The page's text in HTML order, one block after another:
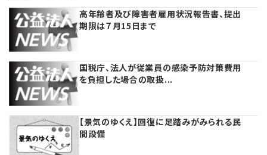
【連載】公益法人運営実務の処方箋
【連載】公益法人会計検定試験一問一答
【連載】公益法人のための「新公益信託」活用戦略
【連載】公益法人制度のリアル
【連載】これからの時代の資産運用
無料記事
高年齢者及び障害者雇用状況報告書、提出
期限は７月15日まで
国税庁、法人が従業員の感染予防対策費用
を負担した場合の取扱...
【景気のゆくえ】回復に足踏みがみられる民
間設備